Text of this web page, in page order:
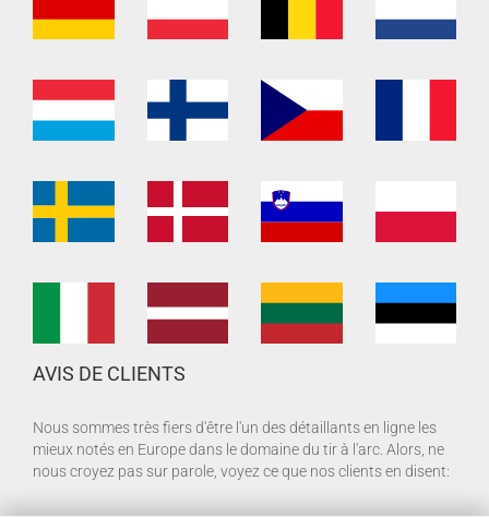
AVIS DE CLIENTS
Nous sommes très fiers d'être l'un des détaillants en ligne les
mieux notés en Europe dans le domaine du tir à l'arc. Alors, ne
nous croyez pas sur parole, voyez ce que nos clients en disent: